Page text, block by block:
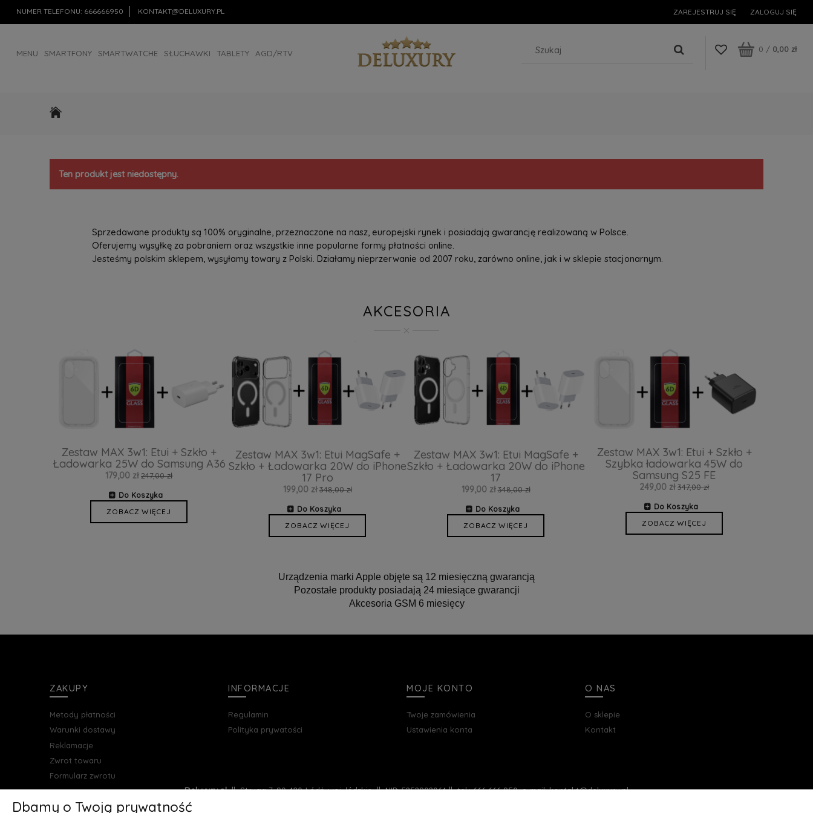
NUMER TELEFONU: 666666950 KONTAKT@DELUXURY.PL ZAREJESTRUJ SIĘ ZALOGUJ SIĘ
MENU SMARTFONY SMARTWATCHE SŁUCHAWKI TABLETY AGD/RTV 0 / 0,00 zł
Ten produkt jest niedostępny.
Sprzedawane produkty są 100% oryginalne, przeznaczone na nasz, europejski rynek i posiadają gwarancję realizowaną w Polsce.
Oferujemy wysyłkę za pobraniem oraz wszystkie inne popularne formy płatności online.
Jesteśmy polskim sklepem, wysyłamy towary z Polski. Działamy nieprzerwanie od 2007 roku, zarówno online, jak i w sklepie stacjonarnym.
AKCESORIA
Zestaw MAX 3w1: Etui + Szkło +
Ładowarka 25W do Samsung A36
179,00 zł 247,00 zł
Do Koszyka
ZOBACZ WIĘCEJ
Zestaw MAX 3w1: Etui MagSafe +
Szkło + Ładowarka 20W do iPhone
17 Pro
199,00 zł 348,00 zł
Do Koszyka
ZOBACZ WIĘCEJ
Zestaw MAX 3w1: Etui MagSafe +
Szkło + Ładowarka 20W do iPhone
17
199,00 zł 348,00 zł
Do Koszyka
ZOBACZ WIĘCEJ
Zestaw MAX 3w1: Etui + Szkło +
Szybka ładowarka 45W do
Samsung S25 FE
249,00 zł 347,00 zł
Do Koszyka
ZOBACZ WIĘCEJ
Urządzenia marki Apple objęte są 12 miesięczną gwarancją
Pozostałe produkty posiadają 24 miesiące gwarancji
Akcesoria GSM 6 miesięcy
ZAKUPY
Metody płatności
Warunki dostawy
Reklamacje
Zwrot towaru
Formularz zwrotu
INFORMACJE
Regulamin
Polityka prywatości
MOJE KONTO
Twoje zamówienia
Ustawienia konta
O NAS
O sklepie
Kontakt
Deluxury.pl|| Struga 7, 90-420 Łódź, woj. łódzkie || NIP: 5252902064 || tel.: 666 666 950, e-mail: kontakt@deluxury.pl
Dbamy o Twoją prywatność